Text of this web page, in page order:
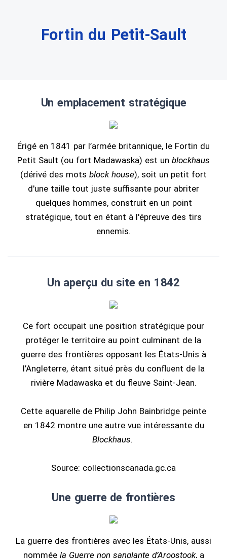
Fortin du Petit-Sault
Un emplacement stratégique
Érigé en 1841 par l’armée britannique, le Fortin du
Petit Sault (ou fort Madawaska) est un blockhaus
(dérivé des mots block house), soit un petit fort
d'une taille tout juste suffisante pour abriter
quelques hommes, construit en un point
stratégique, tout en étant à l'épreuve des tirs
ennemis.
Un aperçu du site en 1842
Ce fort occupait une position stratégique pour
protéger le territoire au point culminant de la
guerre des frontières opposant les États-Unis à
l’Angleterre, étant situé près du confluent de la
rivière Madawaska et du fleuve Saint-Jean.
Cette aquarelle de Philip John Bainbridge peinte
en 1842 montre une autre vue intéressante du
Blockhaus.
Source: collectionscanada.gc.ca
Une guerre de frontières
La guerre des frontières avec les États-Unis, aussi
nommée la Guerre non sanglante d’Aroostook, a